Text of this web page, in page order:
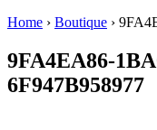
Home › Boutique ›
9FA4EA86-
6F947B958977